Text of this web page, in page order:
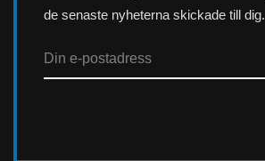
de senaste nyheterna skickade till dig.